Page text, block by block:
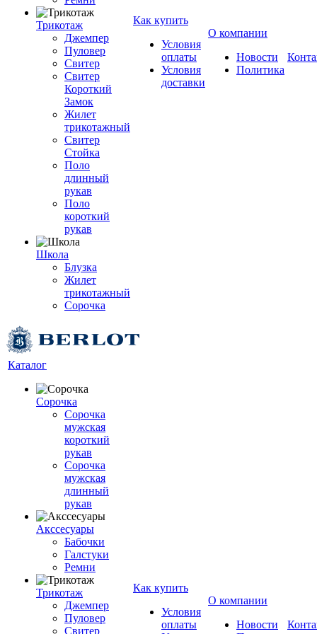
Трикотаж
Джемпер
Пуловер
Свитер
Свитер
Короткий
Замок
Жилет
трикотажный
Свитер
Стойка
Поло
длинный
рукав
Поло
короткий
рукав
Школа
Блузка
Жилет
трикотажный
Сорочка
Как купить
Условия
оплаты
Условия
доставки
О компании
Новости
Политика
Каталог
Сорочка
Сорочка
мужская
короткий
рукав
Сорочка
мужская
длинный
рукав
Акссесуары
Бабочки
Галстуки
Ремни
Трикотаж
Джемпер
Пуловер
Свитер
Как купить
Условия
оплаты
О компании
Новости